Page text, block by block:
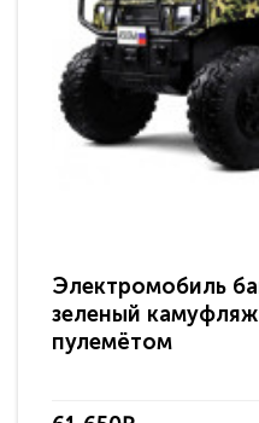
Электромобиль
зеленый
пулемётом